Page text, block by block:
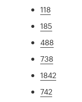
118
185
488
738
1842
742